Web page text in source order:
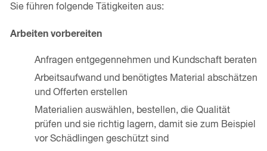
Sie führen folgende Tätigkeiten aus:
Arbeiten vorbereiten
Anfragen entgegennehmen und Kundschaft beraten
Arbeitsaufwand und benötigtes Material abschätzen
und Offerten erstellen
Materialien auswählen, bestellen, die Qualität
prüfen und sie richtig lagern, damit sie zum Beispiel
vor Schädlingen geschützt sind